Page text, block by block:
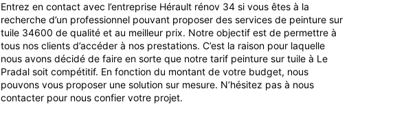
Entrez en contact avec l’entreprise Hérault rénov 34 si vous êtes à la
recherche d’un professionnel pouvant proposer des services de peinture sur
tuile 34600 de qualité et au meilleur prix. Notre objectif est de permettre à
tous nos clients d’accéder à nos prestations. C’est la raison pour laquelle
nous avons décidé de faire en sorte que notre tarif peinture sur tuile à Le
Pradal soit compétitif. En fonction du montant de votre budget, nous
pouvons vous proposer une solution sur mesure. N’hésitez pas à nous
contacter pour nous confier votre projet.